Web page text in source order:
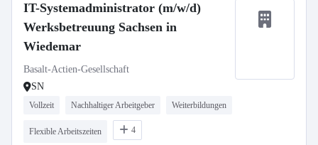
IT-Systemadministrator (m/w/d)
Werksbetreuung Sachsen in
Wiedemar
Basalt-Actien-Gesellschaft
SN
Vollzeit Nachhaltiger Arbeitgeber Weiterbildungen
Flexible Arbeitszeiten 4